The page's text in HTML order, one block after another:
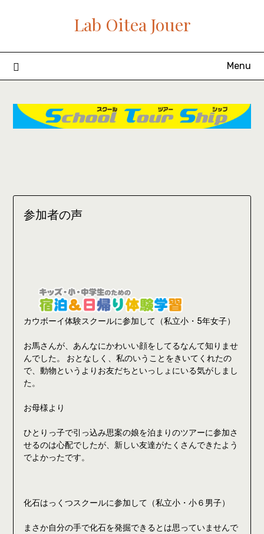
Lab Oitea Jouer
Menu
参加者の声
カウボーイ体験スクールに参加して（私立小・5年女子）
お馬さんが、あんなにかわいい顔をしてるなんて知りませ
んでした。 おとなしく、私のいうことをきいてくれたの
で、動物というよりお友だちといっしょにいる気がしまし
た。
お母様より
ひとりっ子で引っ込み思案の娘を泊まりのツアーに参加さ
せるのは心配でしたが、新しい友達がたくさんできたよう
でよかったです。
化石はっくつスクールに参加して（私立小・小６男子）
まさか自分の手で化石を発掘できるとは思っていませんで